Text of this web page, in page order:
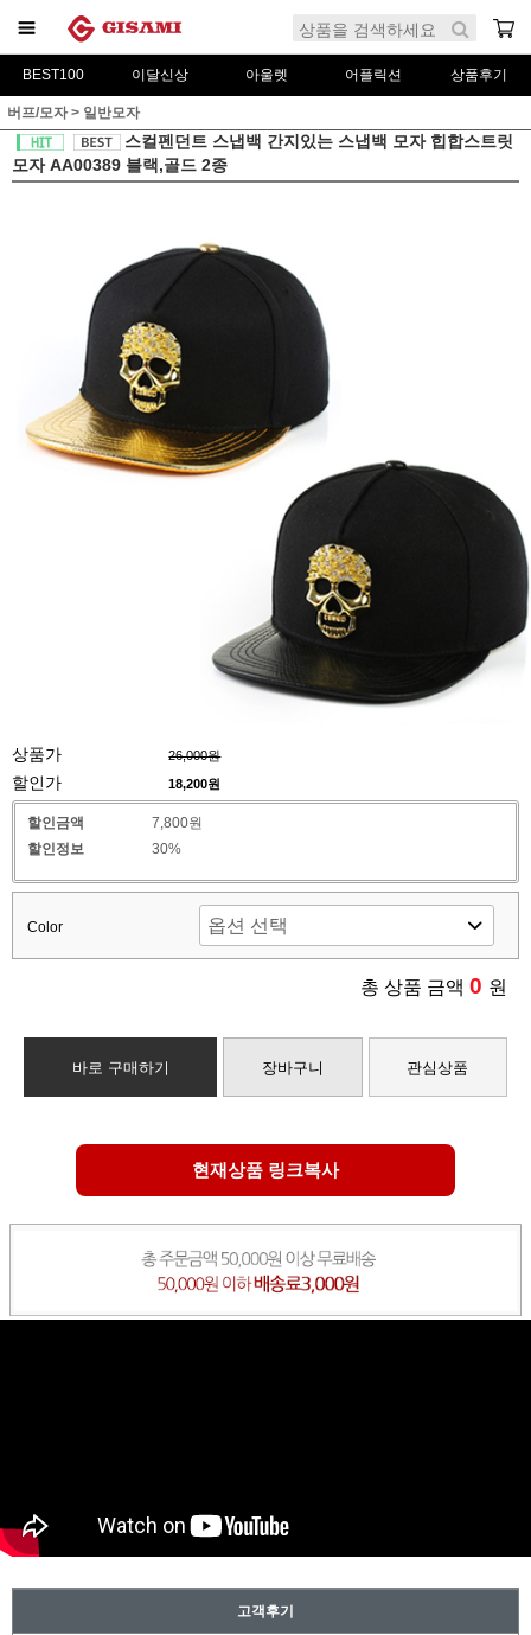
BEST100 이달신상 아울렛 어플릭션 상품후기
버프/모자> 일반모자
스컬펜던트 스냅백 간지있는 스냅백 모자 힙합스트릿
모자 AA00389 블랙,골드 2종
상품가 26,000원
할인가 18,200원
할인금액
7,800원
할인정보
30%
Color
총 상품 금액 0 원
바로 구매하기 장바구니 관심상품
현재상품 링크복사
고객후기